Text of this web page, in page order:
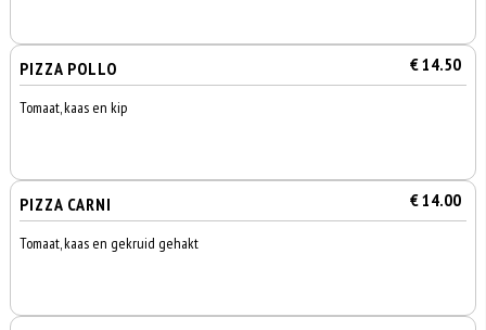
PIZZA POLLO € 14.50
Tomaat, kaas en kip
PIZZA CARNI € 14.00
Tomaat, kaas en gekruid gehakt